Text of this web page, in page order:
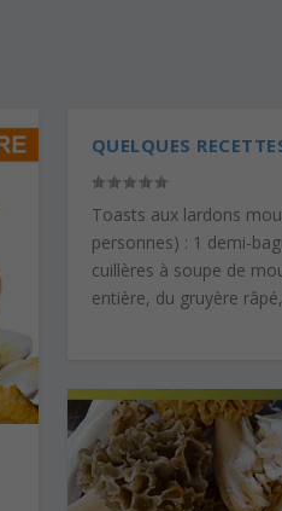
QUELQUES
Toasts aux lardons
personnes) : 1 demi-
cuillères à soupe de
entière, du gruyère